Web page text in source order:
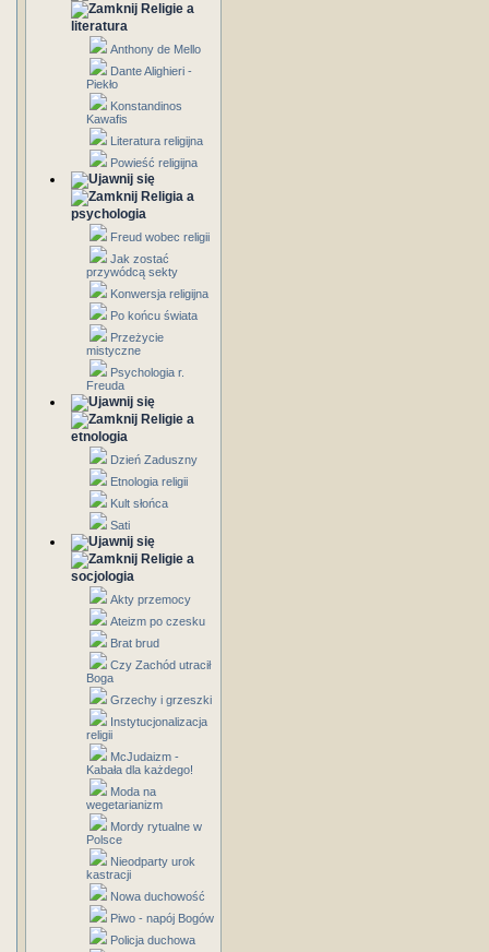
Religie a
literatura
Anthony de Mello
Dante Alighieri -
Piekło
Konstandinos
Kawafis
Literatura religijna
Powieść religijna
Religia a
psychologia
Freud wobec religii
Jak zostać
przywódcą sekty
Konwersja religijna
Po końcu świata
Przeżycie
mistyczne
Psychologia r.
Freuda
Religie a
etnologia
Dzień Zaduszny
Etnologia religii
Kult słońca
Sati
Religie a
socjologia
Akty przemocy
Ateizm po czesku
Brat brud
Czy Zachód utracił
Boga
Grzechy i grzeszki
Instytucjonalizacja
religii
McJudaizm -
Kabała dla każdego!
Moda na
wegetarianizm
Mordy rytualne w
Polsce
Nieodparty urok
kastracji
Nowa duchowość
Piwo - napój Bogów
Policja duchowa